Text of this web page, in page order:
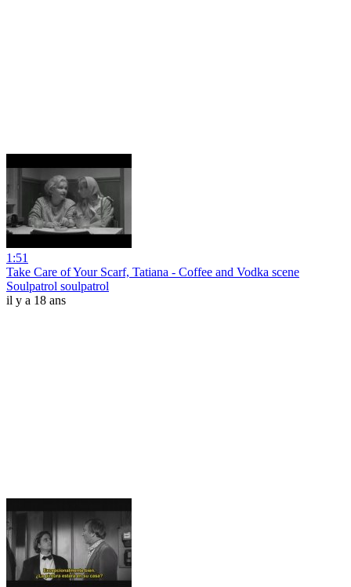
1:51
Take Care of Your Scarf, Tatiana - Coffee and Vodka scene
Soulpatrol soulpatrol
il y a 18 ans